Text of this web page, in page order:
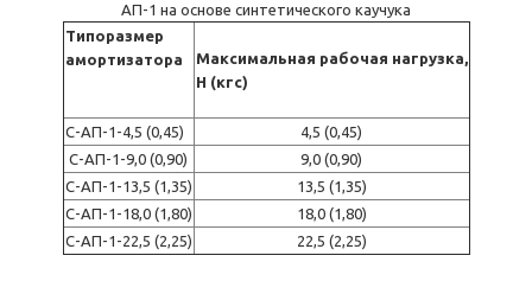
АП-1 на основе синтетического каучука
Типоразмер
амортизатора
Максимальная рабочая нагрузка,
Н (кгс)
С-АП-1-4,5 (0,45)
4,5 (0,45)
С-АП-1-9,0 (0,90)
9,0 (0,90)
С-АП-1-13,5 (1,35)
13,5 (1,35)
С-АП-1-18,0 (1,80)
18,0 (1,80)
С-АП-1-22,5 (2,25)
22,5 (2,25)